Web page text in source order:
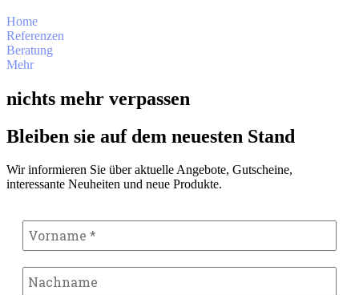
Home
Referenzen
Beratung
Mehr
nichts mehr verpassen
Bleiben sie auf dem neuesten Stand
Wir informieren Sie über aktuelle Angebote, Gutscheine,
interessante Neuheiten und neue Produkte.